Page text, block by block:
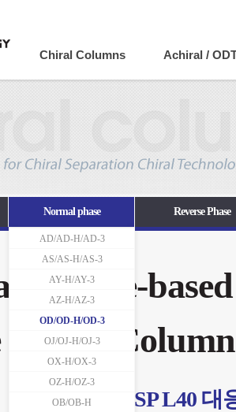
Chiral Columns Achiral /
Normal phase
AD/AD-H/AD-3
AS/AS-H/AS-3
AY-H/AY-3
AZ-H/AZ-3
OD/OD-H/OD-3
OJ/OJ-H/OJ-3
OX-H/OX-3
OZ-H/OZ-3
OB/OB-H
Reverse Phase
Chiral Column
USP L40 대